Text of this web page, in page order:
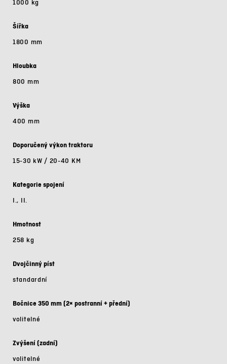
1000 kg
Šířka
1800 mm
Hloubka
800 mm
Výška
400 mm
Doporučený výkon traktoru
15-30 kW / 20-40 KM
Kategorie spojení
I., II.
Hmotnost
258 kg
Dvojčinný píst
standardní
Bočnice 350 mm (2× postranní + přední)
volitelné
Zvýšení (zadní)
volitelné